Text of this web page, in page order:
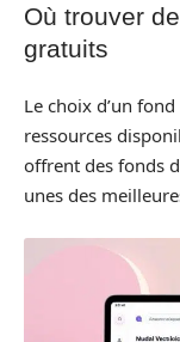
Où trouver
gratuits
Le choix d’un
ressources
offrent des fonds
unes des